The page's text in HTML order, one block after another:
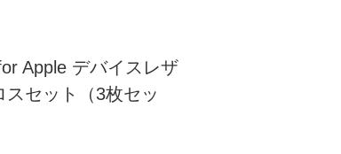
Apple デバイスレザ
セット（3枚セッ